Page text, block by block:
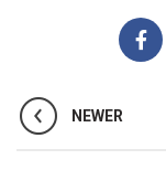
NEWER